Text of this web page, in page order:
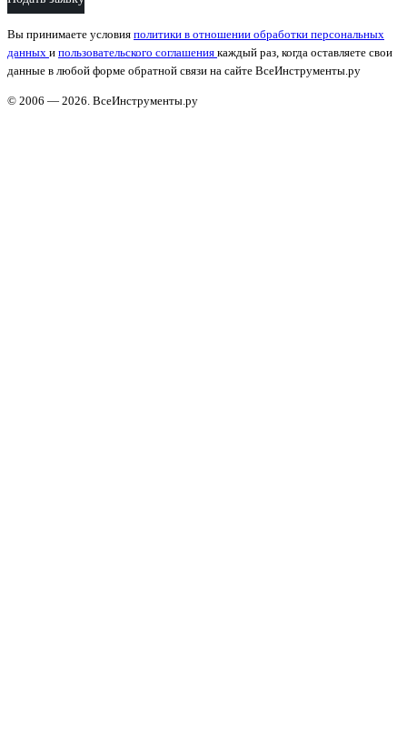
Вы принимаете условия политики в отношении обработки персональных
данных и пользовательского соглашения каждый раз, когда оставляете свои
данные в любой форме обратной связи на сайте ВсеИнструменты.ру
© 2006 — 2026. ВсеИнструменты.ру